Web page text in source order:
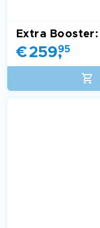
€259,
95